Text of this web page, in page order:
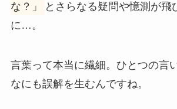
な？」
とさらなる疑問や憶測が飛
に…。
言葉って本当に繊細。ひとつの言
なにも誤解を生むんですね。